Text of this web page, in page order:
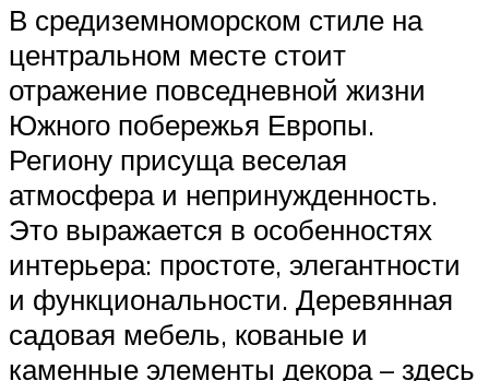
В средиземноморском стиле на
центральном месте стоит
отражение повседневной жизни
Южного побережья Европы.
Региону присуща веселая
атмосфера и непринужденность.
Это выражается в особенностях
интерьера: простоте, элегантности
и функциональности. Деревянная
садовая мебель, кованые и
каменные элементы декора – здесь